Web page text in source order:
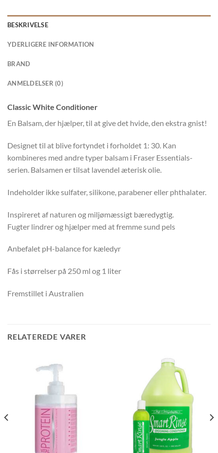
BESKRIVELSE
YDERLIGERE INFORMATION
BRAND
ANMELDELSER (0)
Classic White Conditioner
En Balsam, der hjælper, til at give det hvide, den ekstra gnist!
Designet til at blive fortyndet i forholdet 1: 30. Kan
kombineres med andre typer balsam i Fraser Essentials-
serien. Balsamen er tilsat lavendel æterisk olie.
Indeholder ikke sulfater, silikone, parabener eller phthalater.
Inspireret af naturen og miljømæssigt bæredygtig.
Fugter lindrer og hjælper med at fremme sund pels
Anbefalet pH-balance for kæledyr
Fås i størrelser på 250 ml og 1 liter
Fremstillet i Australien
RELATEREDE VARER